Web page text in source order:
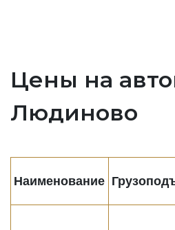
Цены на
Людиново
Наименование